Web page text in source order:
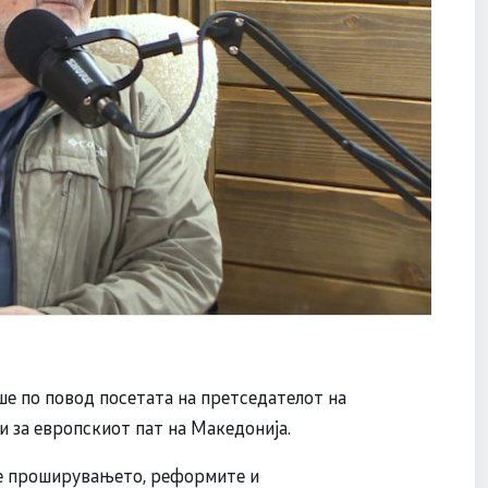
по повод посетата на претседателот на
европскиот пат на Македонија.
проширувањето, реформите и